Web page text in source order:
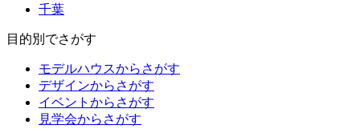
千葉
目的別でさがす
モデルハウスからさがす
デザインからさがす
イベントからさがす
見学会からさがす